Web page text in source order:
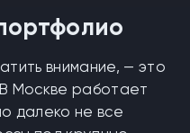
внимание, — это
Москве работает
далеко не все